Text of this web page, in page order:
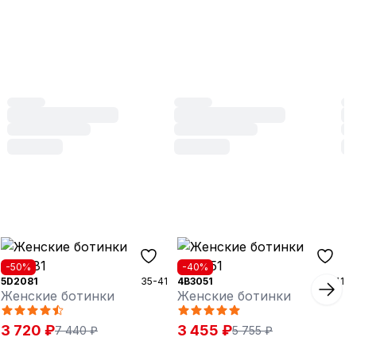
-50%
5D2081
35-41
Женские ботинки
3 720 ₽7 440 ₽
-40%
4B3051
36-41
Женские ботинки
3 455 ₽5 755 ₽